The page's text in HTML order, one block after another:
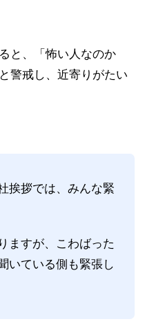
と、「怖い人なのか
警戒し、近寄りがたい
挨拶では、みんな緊
ますが、こわばった
いている側も緊張し